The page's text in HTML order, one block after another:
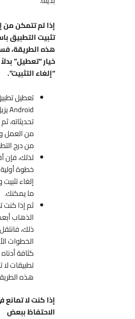
إذا لم تتمكن من إلغاء
تثبيت التطبيق باستخدام
هذه الطريقة، فسترى
خيار “تعطيل” بدلاً من
“إلغاء التثبيت”.
تعطيل تطبيق
Android يزيل جميع
تحديثاته، ثم يمنعه
من العمل ويخفيه
من درج التطبيق.
لذلك، فإن أفضل
خطوة أولية هي
إلغاء تثبيت وتعطيل
ما يمكنك.
ثم إذا كنت تريد
الذهاب أبعد من
ذلك، فانتقل إلى
الخطوات الأكثر
كثافة أدناه لأي
تطبيقات لا تدعم
هذه الطريقة.
إذا كنت لا تمانع في
الاحتفاظ ببعض